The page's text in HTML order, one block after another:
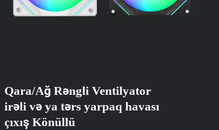
Qara/Ağ Rəngli Ventilyator
irəli və ya tərs yarpaq havası
çıxış Könüllü